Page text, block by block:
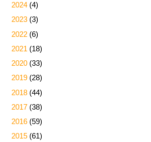
2024 (4)
2023 (3)
2022 (6)
2021 (18)
2020 (33)
2019 (28)
2018 (44)
2017 (38)
2016 (59)
2015 (61)